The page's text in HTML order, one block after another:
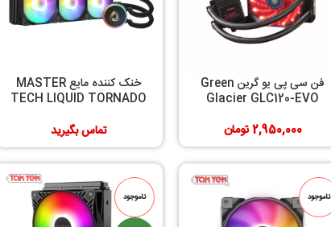
فن سی پی یو گرین Green
Glacier GLC120-EVO
2,950,000تومان
خنک کننده مایع MASTER
TECH LIQUID TORNADO
تماس بگیرید
ناموجود ناموجود